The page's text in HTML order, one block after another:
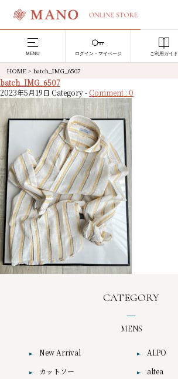
MENU ログイン・マイページ ご利用ガイド
HOME > batch_IMG_6507
batch_IMG_6507
2023年5月19日 Category - Comment : 0
CATEGORY
MENS
New Arrival
カットソー
ALPO
altea